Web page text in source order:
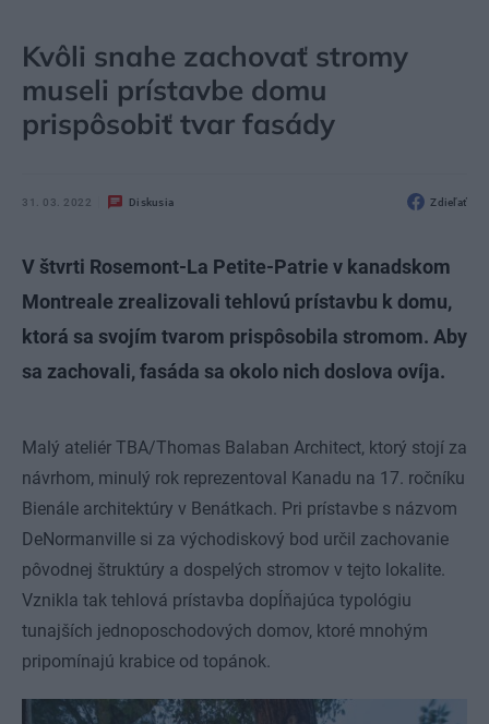
Kvôli snahe zachovať stromy
museli prístavbe domu
prispôsobiť tvar fasády
31. 03. 2022 Diskusia Zdieľať
V štvrti Rosemont-La Petite-Patrie v kanadskom
Montreale zrealizovali tehlovú prístavbu k domu,
ktorá sa svojím tvarom prispôsobila stromom. Aby
sa zachovali, fasáda sa okolo nich doslova ovíja.
Malý ateliér TBA/Thomas Balaban Architect, ktorý stojí za
návrhom, minulý rok reprezentoval Kanadu na 17. ročníku
Bienále architektúry v Benátkach. Pri prístavbe s názvom
DeNormanville si za východiskový bod určil zachovanie
pôvodnej štruktúry a dospelých stromov v tejto lokalite.
Vznikla tak tehlová prístavba dopĺňajúca typológiu
tunajších jednoposchodových domov, ktoré mnohým
pripomínajú krabice od topánok.